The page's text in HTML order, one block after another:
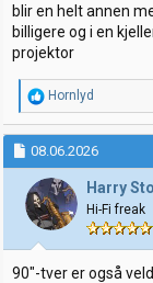
blir en helt annen
billigere og i en
projektor
R
e
a
k
j
o
n
e
r
:
Hornlyd
08.06.2026
Harry
Hi-Fi freak
90"-tver er også